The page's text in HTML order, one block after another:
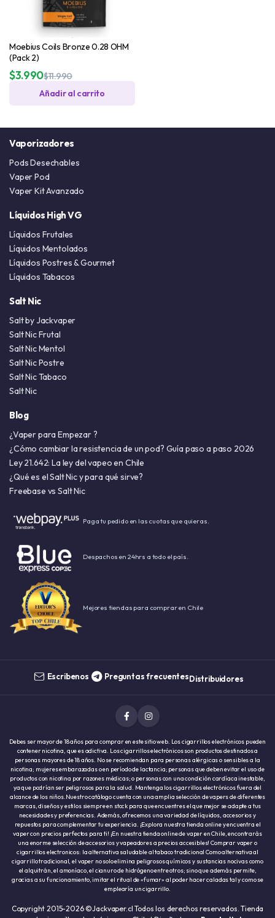
Moebius Coils Bronze 0.28 OHM
(Pack 2)
$11.990
$3.990
Añadir al carrito
Vaporizadores
Pods Desechables
Vaper Pod
Vaper Kit Avanzado
Líquidos High VG
Líquidos Frutales
Líquidos Mentolados
Líquidos Postres & Gourmet
Líquidos Tabacos
Salt Nic
Salt by Jackvaper
Salt Nic Frutal
Salt Nic Mentol
Salt Nic Postre
Salt Nic Tabaco
Salt Nic
Blog
¿Vaper para Empezar ?
¿Cómo cambiar la resistencia de un pod? Guía paso a paso 2026
Ley 21.642: La ley del vapeo en Chile
¿Qué es el Salt Nic y para qué sirve?
Freebase vs Salt Nic
Paga tu pedido en las cuotas que quieras.
Despachos en 24hrs a todo el país.
Mejores tiendas para comprar en Chile
Escribenos Preguntas frecuentesDistribuidores
Debes ser mayor de 18 años para comprar en este sitio web. Los cigarrillos electrónicos pueden
contener nicotina, que es adictiva. Los cigarrillos electrónicos son productos destinados a
personas mayores de 18 años. No se recomiendan para personas alérgicas o sensibles a la
nicotina; mujeres embarazadas o en período de lactancia; personas que deben evitar el uso de
productos con nicotina por razones médicas; o personas con una condición cardíaca inestable,
ya que podrían ser peligrosos para la salud. Mantenga los cigarrillos electrónicos fuera del
alcance de los niños.Nuestro catálogo cuenta con una amplia selección de vapers de diferentes
marcas, diseños y estilos siempre en stock para que encuentres el que mejor se adapte a tus
necesidades y preferencias. Además, ofrecemos una variedad de líquidos, accesorios y
repuestos para complementar tu experiencia. ¡Explora nuestra tienda online y encuentra el
vaper con precios perfectos para ti! ¡En nuestra tienda online de vaper en Chile, encontrarás
una enorme selección de accesorios y vapeadores a precios accesibles! Comprar vaper o
cigarrillos electronicos: la alternativa saludable al tabaco tradicional Como alternativa al
cigarrillo tradicional, el vaper no solo elimina peligrosos químicos y sustancias nocivas como
el alquitrán, el amoníaco, el cianuro de hidrógeno entre otros; sino que además permite,
gracias a su funcionamiento, imitar el ritual de «fumar» al poder hacer caladas tal y como se
emplearía un cigarrillo.
Copyright 2015-2026 ©Jackvaper.cl Todos los derechos reservados. Tienda